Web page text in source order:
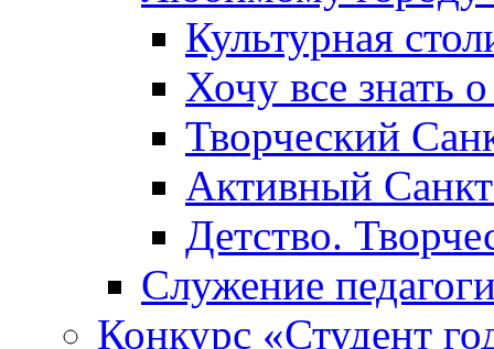
Культурная
Хочу все знать
Творческий
Активный
Детство.
Служение
Конкурс «Студент